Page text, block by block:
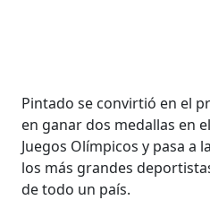
Pintado se convirtió en el
en ganar dos medallas en
Juegos Olímpicos y pasa a
los más grandes
de todo un país.